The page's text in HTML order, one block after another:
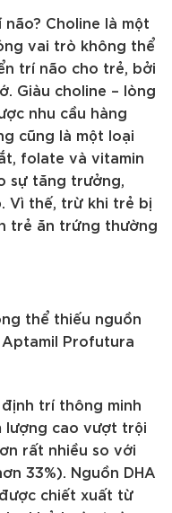
Choline là một
vai trò không thể
trí não cho trẻ, bởi
Giàu choline – lòng
nhu cầu hàng
cũng là một loại
folate và vitamin
sự tăng trưởng,
Vì thế, trừ khi trẻ bị
trẻ ăn trứng thường
thể thiếu nguồn
Profutura
trí thông minh
lượng cao vượt trội
rất nhiều so với
33%). Nguồn DHA
chiết xuất từ